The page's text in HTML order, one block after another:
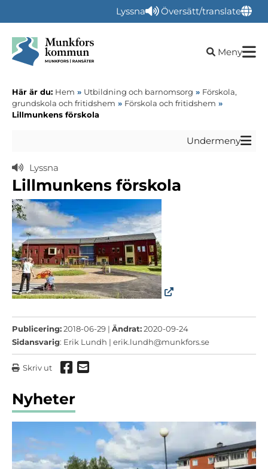
Lyssna Översätt/translate
Öppna
Meny
Här är du: Hem » Utbildning och barnomsorg » Förskola,
grundskola och fritidshem » Förskola och fritidshem »
Lillmunkens förskola
Undermeny
Lyssna
Lillmunkens förskola
Publicering:2018-06-29 | Ändrat:2020-09-24
Sidansvarig: Erik Lundh | erik.lundh@munkfors.se
Skriv ut Dela via Facebook
Dela via mail
Nyheter